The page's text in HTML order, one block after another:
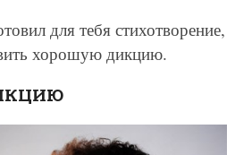
для тебя стихотворение,
хорошую дикцию.